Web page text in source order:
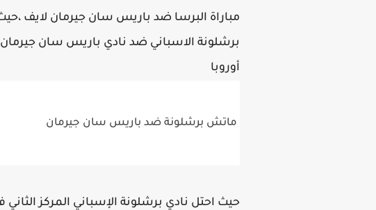
مباراة البرسا ضد باريس سان جيرمان لايف
أوروبا
ماتش برشلونة ضد باريس سان جيرمان
حيث احتل نادي برشلونة الإسباني المركز